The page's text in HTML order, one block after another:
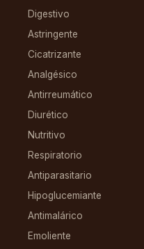
Digestivo
Astringente
Cicatrizante
Analgésico
Antirreumático
Diurético
Nutritivo
Respiratorio
Antiparasitario
Hipoglucemiante
Antimalárico
Emoliente